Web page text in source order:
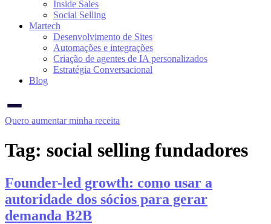
Inside Sales
Social Selling
Martech
Desenvolvimento de Sites
Automações e integrações
Criação de agentes de IA personalizados
Estratégia Conversacional
Blog
Quero aumentar minha receita
Tag: social selling fundadores
Founder-led growth: como usar a
autoridade dos sócios para gerar
demanda B2B